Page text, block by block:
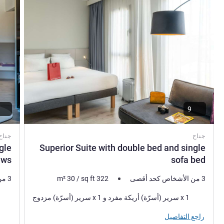
جناح
Superior Suite with double bed and single
sofa bed
3 من الأشخاص كحد أقصى m²30 /sq ft 322
فرش السرير
1 x سرير (أسرّة) أريكة مفرد و 1 x سرير (أسرّة) مزدوج
راجع التفاصيل
3 من الأشخاص كحد أقصى